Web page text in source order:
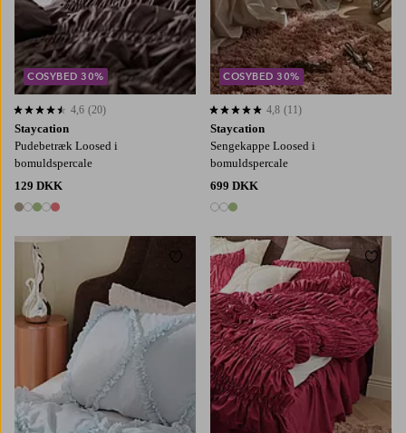
Staycation
Pudebetræk Loosed i
bomuldspercale
129 DKK
5 farver
4,6 baseret på 20 bedømmelser
4,6 (20)
COSYBED 30%
Staycation
Sengekappe Loosed i
bomuldspercale
699 DKK
3 farver
4,8 baseret på 11 bedømmelser
4,8 (11)
COSYBED 30%
Tilføj til favoritter
90X200120X200140X200160X200
180X200